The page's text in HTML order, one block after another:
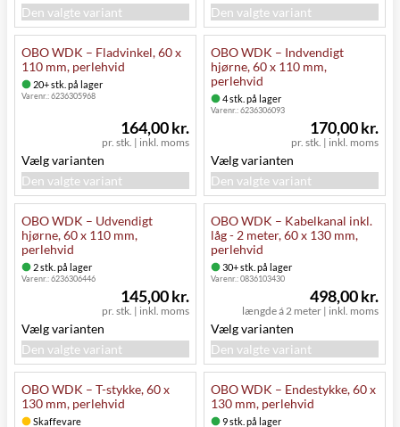
Den valgte variant
Den valgte variant
OBO WDK – Fladvinkel, 60 x
110 mm, perlehvid
20+ stk. på lager
Varenr.:6236305968
pr. stk. | inkl. moms
164,00 kr.
Vælg varianten
Den valgte variant
OBO WDK – Indvendigt
hjørne, 60 x 110 mm,
perlehvid
4 stk. på lager
Varenr.:6236306093
pr. stk. | inkl. moms
170,00 kr.
Vælg varianten
Den valgte variant
OBO WDK – Udvendigt
hjørne, 60 x 110 mm,
perlehvid
2 stk. på lager
Varenr.:6236306446
pr. stk. | inkl. moms
145,00 kr.
Vælg varianten
Den valgte variant
OBO WDK – Kabelkanal inkl.
låg - 2 meter, 60 x 130 mm,
perlehvid
30+ stk. på lager
Varenr.:0836103430
længde á 2 meter | inkl. moms
498,00 kr.
Vælg varianten
Den valgte variant
OBO WDK – T-stykke, 60 x
130 mm, perlehvid
Skaffevare
OBO WDK – Endestykke, 60 x
130 mm, perlehvid
9 stk. på lager